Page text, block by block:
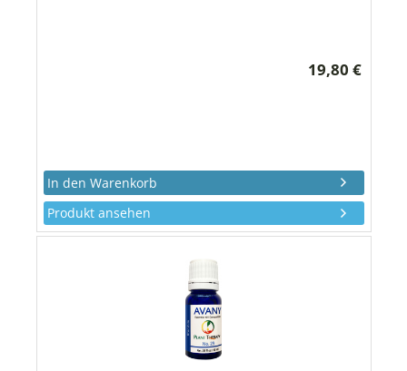
19,80 €
Produkt ansehen